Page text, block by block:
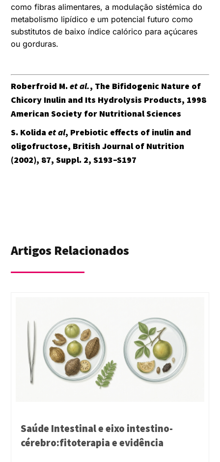
como fibras alimentares, a modulação sistémica do
metabolismo lipídico e um potencial futuro como
substitutos de baixo índice calórico para açúcares
ou gorduras.
Roberfroid M.et al., The Bifidogenic Nature of
Chicory Inulin and Its Hydrolysis Products, 1998
American Society for Nutritional Sciences
S. Kolidaet al, Prebiotic effects of inulin and
oligofructose, British Journal of Nutrition
(2002), 87, Suppl. 2, S193–S197
Artigos Relacionados
Saúde Intestinal e eixo intestino-
cérebro:fitoterapia e evidência